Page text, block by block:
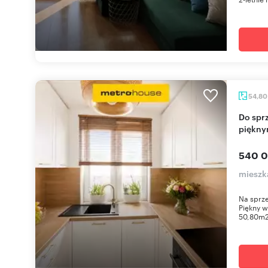
54,80
Do sprzedania przestronne mieszkanie 54,8 m² z
540
Na
Piękny